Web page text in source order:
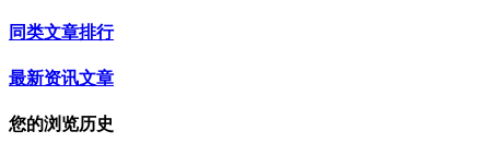
同类文章排行
最新资讯文章
您的浏览历史